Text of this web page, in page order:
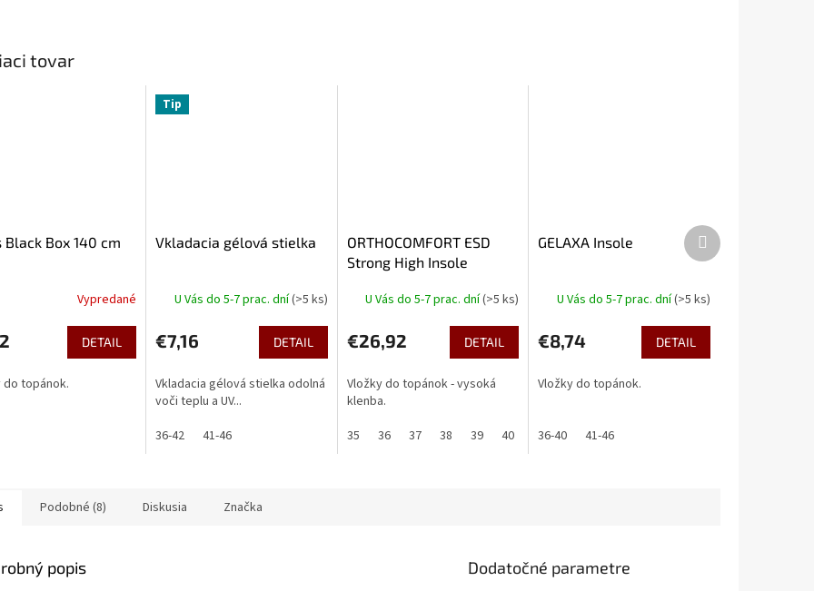
tovar
Black Box 140 cm
Vypredané
DETAIL
do topánok.
Tip
Vkladacia gélová stielka
U Vás do 5-7 prac. dní(>5 ks)
€7,16 DETAIL
Vkladacia gélová stielka odolná
voči teplu a UV...
36-42
41-46
ORTHOCOMFORT ESD
Strong High Insole
U Vás do 5-7 prac. dní(>5 ks)
€26,92 DETAIL
Vložky do topánok - vysoká
klenba.
35
36 37 38 39 40 41 42 43
GELAXA Insole
U Vás do 5-7 prac. dní(>5 ks)
€8,74 DETAIL
Vložky do topánok.
36-40 41-46
Ďalší
produkt
Podobné (8) Diskusia Značka
popis Dodatočné parametre